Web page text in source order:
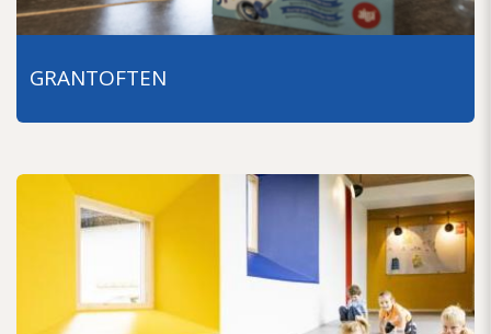
GRANTOFTEN